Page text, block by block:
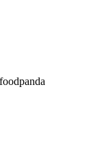
foodpanda